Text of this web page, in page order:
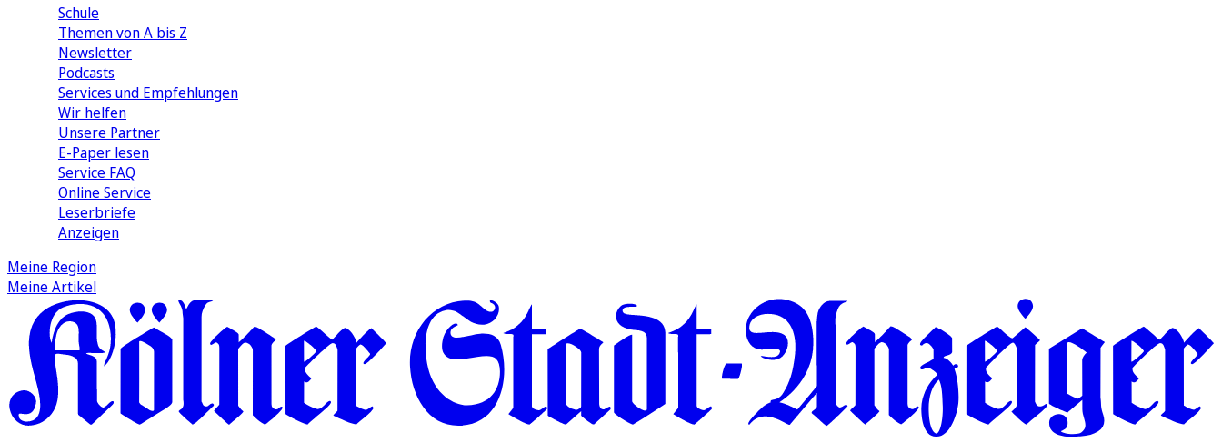
Schule
Themen von A bis Z
Newsletter
Podcasts
Services und Empfehlungen
Wir helfen
Unsere Partner
E-Paper lesen
Service FAQ
Online Service
Leserbriefe
Anzeigen
Meine Region
Meine Artikel